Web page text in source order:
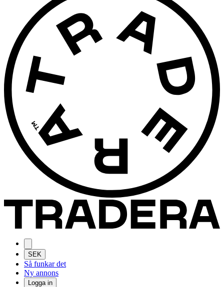
SEK
Så funkar det
Ny annons
Logga in